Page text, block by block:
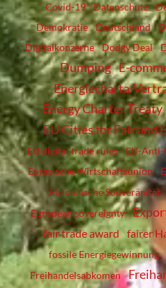
Covid-19 Datenschutz
Demokratie
Deutschland
Digitalkonzerne
Dodgy Deal
Dumping E-
Energiecharta-
Energy Charter Treaty
EU Cities for Fair and
EU digital trade rules EU-Anti-
Eurasische Wirtschaftsunion
Europäische Souveränität
European sovereignty
fair trade award fairer
fossile Energiegewinnung
Freihandelsabkomen